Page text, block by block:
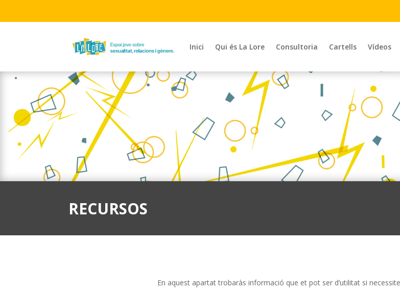
Inici Qui és La Lore Consultoria Cartells Vídeos
RECURSOS
En aquest apartat trobaràs informació que et pot ser d’utilitat si